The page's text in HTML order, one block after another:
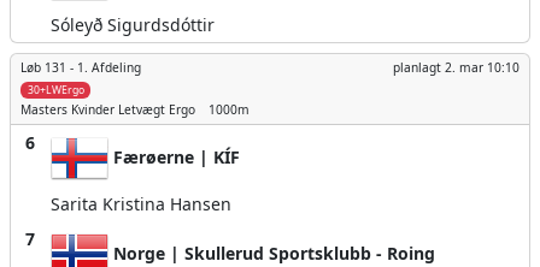
Sóleyð Sigurdsdóttir
Løb 131 - 1. Afdeling planlagt 2. mar 10:10
30+LWErgo
Masters Kvinder Letvægt Ergo 1000m
6
Færøerne | KÍF
Sarita Kristina Hansen
7
Norge | Skullerud Sportsklubb - Roing